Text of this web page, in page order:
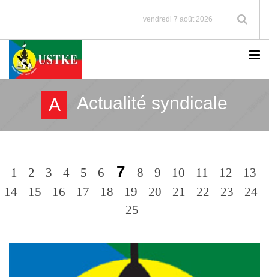
vendredi 7 août 2026
A Actualité syndicale
1 2 3 4 5 6 7 8 9 10 11 12
13
14
15 16 17 18 19 20 21 22 23
24
25